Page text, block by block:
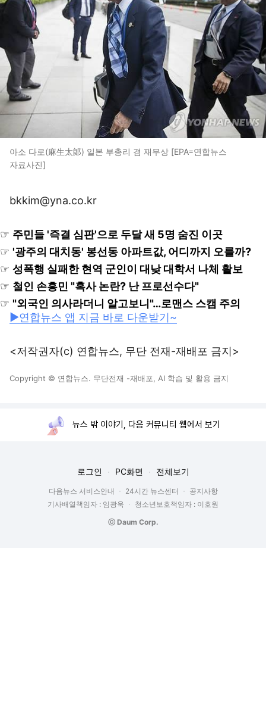
아소 다로(麻生太郞) 일본 부총리 겸 재무상 [EPA=연합뉴스
자료사진]
bkkim@yna.co.kr
☞ 주민들 '즉결 심판'으로 두달 새 5명 숨진 이곳
☞ '광주의 대치동' 봉선동 아파트값, 어디까지 오를까?
☞ 성폭행 실패한 현역 군인이 대낮 대학서 나체 활보
☞ 철인 손흥민 "혹사 논란? 난 프로선수다"
☞ "외국인 의사라더니 알고보니"…로맨스 스캠 주의
▶연합뉴스 앱 지금 바로 다운받기~
<저작권자(c) 연합뉴스, 무단 전재-재배포 금지>
Copyright © 연합뉴스. 무단전재 -재배포, AI 학습 및 활용 금지
뉴스 밖 이야기, 다음 커뮤니티 웹에서 보기
로그인 PC화면 전체보기
다음뉴스 서비스안내 24시간 뉴스센터
공지사항
기사배열책임자 : 임광욱
청소년보호책임자 : 이호원
ⓒ Daum Corp.